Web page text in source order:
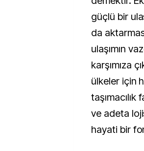
güçlü bir
da
ulaşımın
karşımıza
ülkeler için
ve adeta
hayati bir